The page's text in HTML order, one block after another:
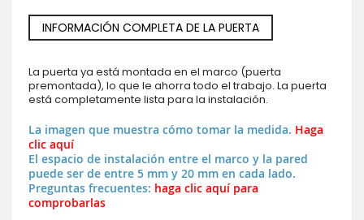
INFORMACIÓN COMPLETA DE LA PUERTA
La puerta ya está montada en el marco (puerta
premontada), lo que le ahorra todo el trabajo. La puerta
está completamente lista para la instalación.
La imagen que muestra cómo tomar la medida. Haga
clic aquí
El espacio de instalación entre el marco y la pared
puede ser de entre 5 mm y 20 mm en cada lado.
Preguntas frecuentes: haga clic aquí para
comprobarlas